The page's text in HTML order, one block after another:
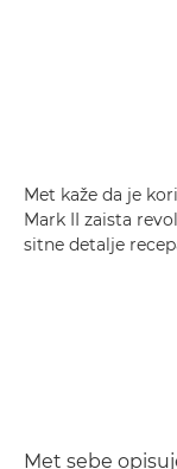
Met kaže da je
Mark II zaista
sitne detalje
Met sebe